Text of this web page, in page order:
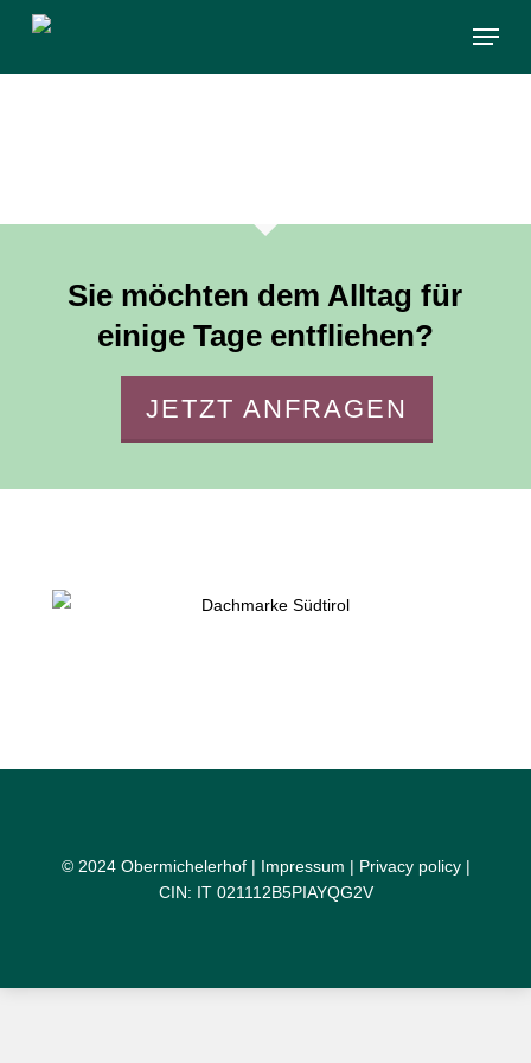
main
Menu
Sie möchten dem Alltag für
einige Tage entfliehen?
JETZT ANFRAGEN
© 2024 Obermichelerhof | Impressum | Privacy policy|
CIN: IT 021112B5PIAYQG2V